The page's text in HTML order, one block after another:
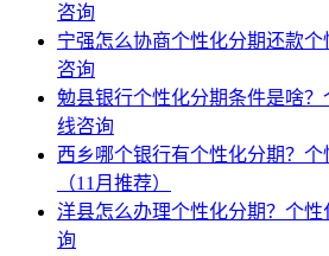
咨询
宁强怎么协商个性化分期还款
咨询
勉县银行个性化分期条件是啥
线咨询
西乡哪个银行有个性化分期？
（11月推荐）
洋县怎么办理个性化分期？个
询